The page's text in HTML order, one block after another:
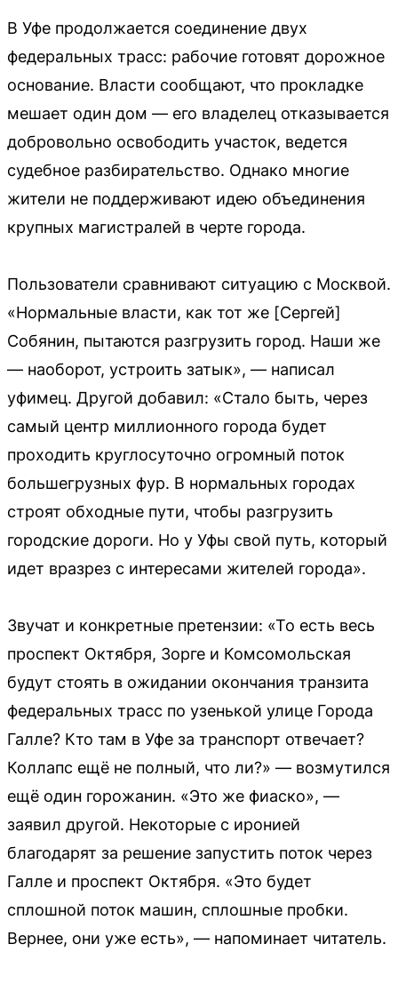
В Уфе продолжается соединение двух
федеральных трасс: рабочие готовят дорожное
основание. Власти сообщают, что прокладке
мешает один дом — его владелец отказывается
добровольно освободить участок, ведется
судебное разбирательство. Однако многие
жители не поддерживают идею объединения
крупных магистралей в черте города.
Пользователи сравнивают ситуацию с Москвой.
«Нормальные власти, как тот же [Сергей]
Собянин, пытаются разгрузить город. Наши же
— наоборот, устроить затык», — написал
уфимец. Другой добавил: «Стало быть, через
самый центр миллионного города будет
проходить круглосуточно огромный поток
большегрузных фур. В нормальных городах
строят обходные пути, чтобы разгрузить
городские дороги. Но у Уфы свой путь, который
идет вразрез с интересами жителей города».
Звучат и конкретные претензии: «То есть весь
проспект Октября, Зорге и Комсомольская
будут стоять в ожидании окончания транзита
федеральных трасс по узенькой улице Города
Галле? Кто там в Уфе за транспорт отвечает?
Коллапс ещё не полный, что ли?» — возмутился
ещё один горожанин. «Это же фиаско», —
заявил другой. Некоторые с иронией
благодарят за решение запустить поток через
Галле и проспект Октября. «Это будет
сплошной поток машин, сплошные пробки.
Вернее, они уже есть», — напоминает читатель.